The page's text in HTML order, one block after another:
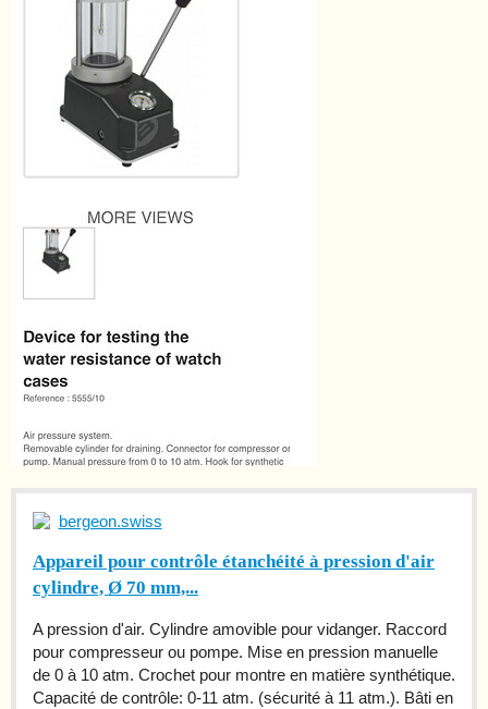
bergeon.swiss
Appareil pour contrôle étanchéité à pression d'air
cylindre, Ø 70 mm,...
A pression d'air. Cylindre amovible pour vidanger. Raccord
pour compresseur ou pompe. Mise en pression manuelle
de 0 à 10 atm. Crochet pour montre en matière synthétique.
Capacité de contrôle: 0-11 atm. (sécurité à 11 atm.). Bâti en